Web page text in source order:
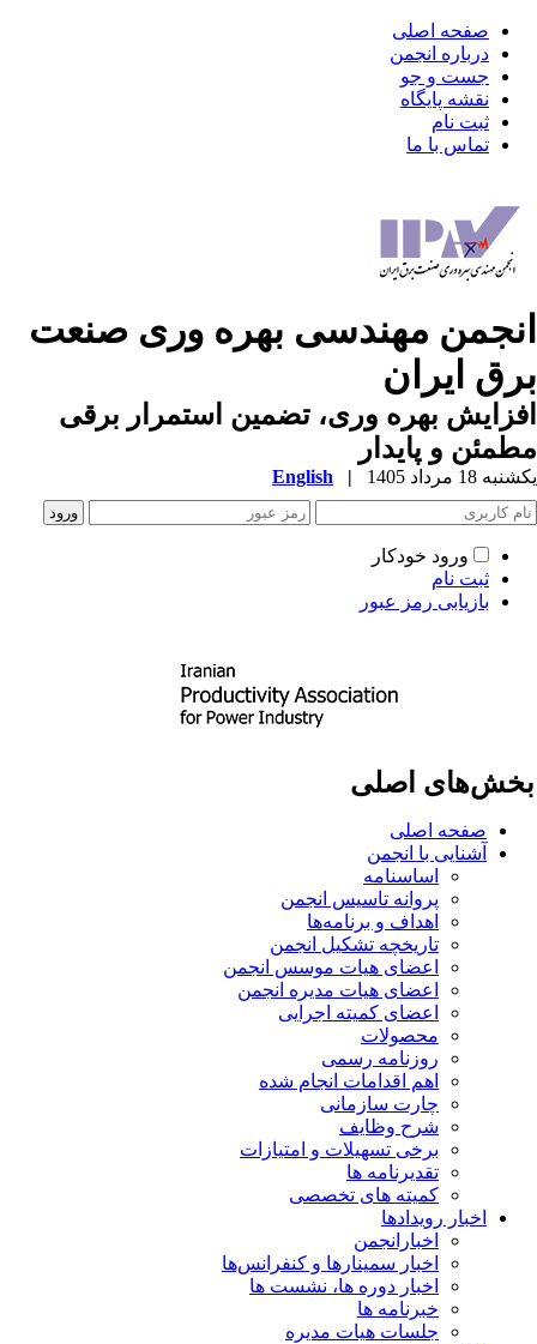
صفحه اصلی
درباره انجمن
جست و جو
نقشه پایگاه
ثبت نام
تماس با ما
مهندسی بهره وری صنعت
ایران
بهره وری، تضمین استمرار برقی
و پایدار
18 مرداد 1405 |
English
ورود خودکار
ثبت نام
بازیابی رمز عبور
اصلی
صفحه اصلی
آشنایی با انجمن
اساسنامه
پروانه تاسیس انجمن
اهداف و برنامه‌ها
تاریخچه تشکیل انجمن
اعضای هیات موسس انجمن
اعضای هیات مدیره انجمن
اعضای کمیته اجرایی
محصولات
روزنامه رسمی
اهم اقدامات انجام شده
چارت سازمانی
شرح وظایف
برخی تسهیلات و امتیازات
تقدیرنامه ها
کمیته های تخصصی
اخبار رویدادها
اخبارانجمن
اخبار سمینارها و کنفرانس‌ها
اخبار دوره ها، نشست ها
خبرنامه ها
جلسات هیات مدیره